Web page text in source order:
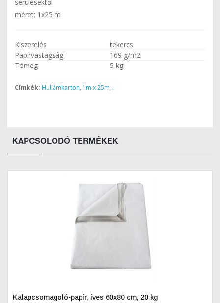
sérülésektől
méret: 1x25 m
Kiszerelés
tekercs
Papírvastagság
169 g/m2
Tömeg
5 kg
Címkék: Hullámkarton, 1m x 25m, .
KAPCSOLODÓ TERMÉKEK
Kalapcsomagoló-papír, íves 60x80 cm, 20 kg